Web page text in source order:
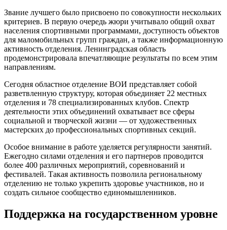
Звание лучшего было присвоено по совокупности нескольких
критериев. В первую очередь жюри учитывало общий охват
населения спортивными программами, доступность объектов
для маломобильных групп граждан, а также информационную
активность отделения. Ленинградская область
продемонстрировала впечатляющие результаты по всем этим
направлениям.
Сегодня областное отделение ВОИ представляет собой
разветвленную структуру, которая объединяет 22 местных
отделения и 78 специализированных клубов. Спектр
деятельности этих объединений охватывает все сферы
социальной и творческой жизни — от художественных
мастерских до профессиональных спортивных секций.
Особое внимание в работе уделяется регулярности занятий.
Ежегодно силами отделения и его партнеров проводится
более 400 различных мероприятий, соревнований и
фестивалей. Такая активность позволила региональному
отделению не только укрепить здоровье участников, но и
создать сильное сообщество единомышленников.
Поддержка на государственном уровне